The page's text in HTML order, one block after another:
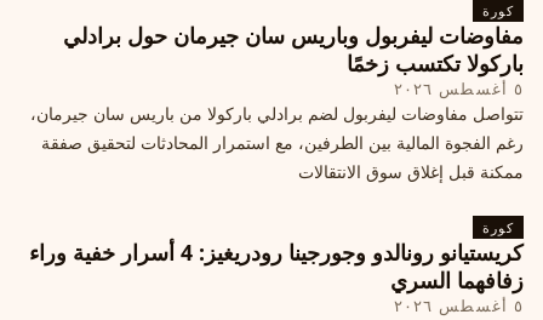
كورة
مفاوضات ليفربول وباريس سان جيرمان حول برادلي
باركولا تكتسب زخمًا
٥ أغسطس ٢٠٢٦
تتواصل مفاوضات ليفربول لضم برادلي باركولا من باريس سان جيرمان،
رغم الفجوة المالية بين الطرفين، مع استمرار المحادثات لتحقيق صفقة
ممكنة قبل إغلاق سوق الانتقالات
كورة
كريستيانو رونالدو وجورجينا رودريغيز: 4 أسرار خفية وراء
زفافهما السري
٥ أغسطس ٢٠٢٦